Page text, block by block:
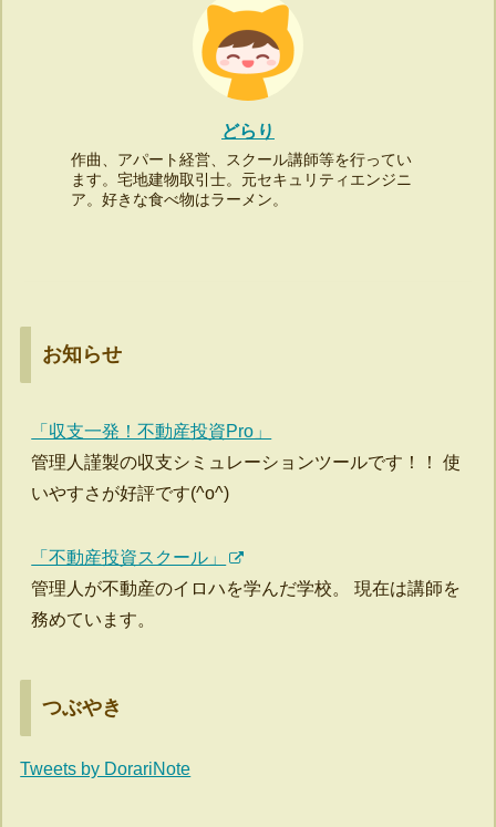
どらり
作曲、アパート経営、スクール講師等を行ってい
ます。宅地建物取引士。元セキュリティエンジニ
ア。好きな食べ物はラーメン。
お知らせ
「収支一発！不動産投資Pro」
管理人謹製の収支シミュレーションツールです！！ 使
いやすさが好評です(^o^)
「不動産投資スクール」
管理人が不動産のイロハを学んだ学校。 現在は講師を
務めています。
つぶやき
Tweets by DorariNote